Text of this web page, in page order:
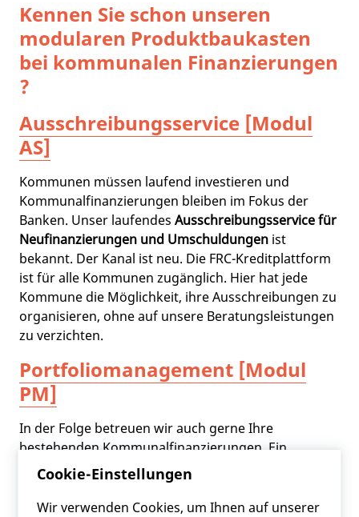
Cookie-Einstellungen
Wir verwenden Cookies, um Ihnen auf unserer
Kennen Sie schon unseren
modularen Produktbaukasten
bei kommunalen Finanzierungen
?
Ausschreibungsservice [Modul
AS]
Kommunen müssen laufend investieren und
Kommunalfinanzierungen bleiben im Fokus der
Banken. Unser laufendes Ausschreibungsservice für
Neufinanzierungen und Umschuldungen ist
bekannt. Der Kanal ist neu. Die FRC-Kreditplattform
ist für alle Kommunen zugänglich. Hier hat jede
Kommune die Möglichkeit, ihre Ausschreibungen zu
organisieren, ohne auf unsere Beratungsleistungen
zu verzichten.
Portfoliomanagement [Modul
PM]
In der Folge betreuen wir auch gerne Ihre
bestehenden Kommunalfinanzierungen. Ein
laufendes
Finanzierungscontrolling für die
bestehenden Finanzierungen
effizientes Finanzierungsportfolio.